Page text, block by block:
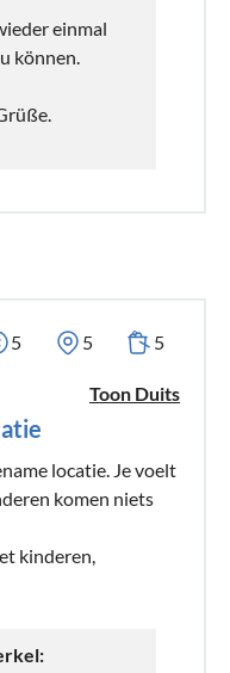
einmal
können.
5 5 5
Toon Duits
locatie. Je voelt
komen niets
kinderen,